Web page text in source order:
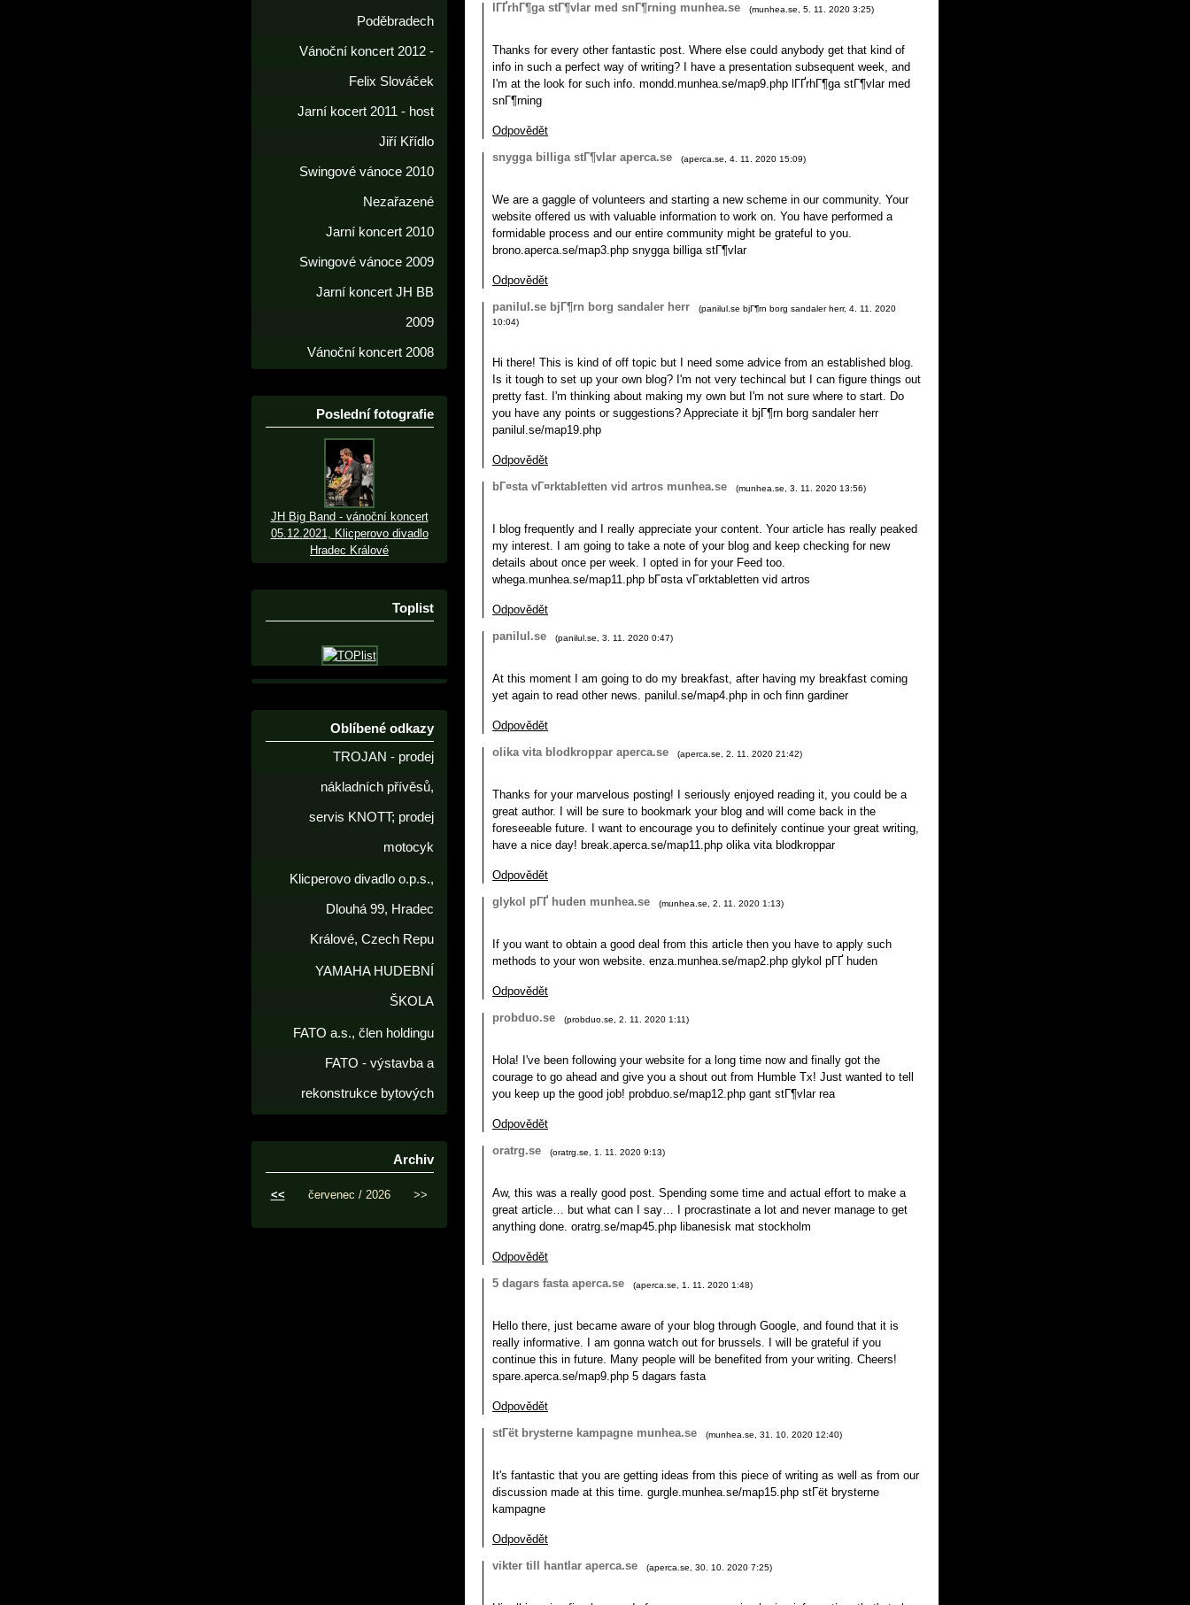
lГҐrhГ¶ga stГ¶vlar med snГ¶rning munhea.se (munhea.se 5. 11. 2020 3:25)
Thanks for every other fantastic post. Where else could anybody get that kind of
info in such a perfect way of writing? I have a presentation subsequent week, and
I'm at the look for such info. mondd.munhea.se/map9.php lГҐrhГ¶ga stГ¶vlar med
snГ¶rning
Odpovědět
snygga billiga stГ¶vlar aperca.se
(aperca.se 4. 11. 2020 15:09)
We are a gaggle of volunteers and starting a new scheme in our community. Your
website offered us with valuable information to work on. You have performed a
formidable process and our entire community might be grateful to you.
brono.aperca.se/map3.php snygga billiga stГ¶vlar
Odpovědět
panilul.se bjГ¶rn borg sandaler herr
(panilul.se bjГ¶rn borg sandaler herr, 4. 11. 2020
10:04)
Hi there! This is kind of off topic but I need some advice from an established blog.
Is it tough to set up your own blog? I'm not very techincal but I can figure things out
pretty fast. I'm thinking about making my own but I'm not sure where to start. Do
you have any points or suggestions? Appreciate it bjГ¶rn borg sandaler herr
panilul.se/map19.php
Odpovědět
bГ¤sta vГ¤rktabletten vid artros munhea.se
(munhea.se 3. 11. 2020 13:56)
I blog frequently and I really appreciate your content. Your article has really peaked
my interest. I am going to take a note of your blog and keep checking for new
details about once per week. I opted in for your Feed too.
whega.munhea.se/map11.php bГ¤sta vГ¤rktabletten vid artros
Odpovědět
panilul.se
(panilul.se 3. 11. 2020 0:47)
At this moment I am going to do my breakfast, after having my breakfast coming
yet again to read other news. panilul.se/map4.php in och finn gardiner
Odpovědět
olika vita blodkroppar aperca.se
(aperca.se 2. 11. 2020 21:42)
Thanks for your marvelous posting! I seriously enjoyed reading it, you could be a
great author. I will be sure to bookmark your blog and will come back in the
foreseeable future. I want to encourage you to definitely continue your great writing,
have a nice day! break.aperca.se/map11.php olika vita blodkroppar
Odpovědět
glykol pГҐ huden munhea.se
(munhea.se 2. 11. 2020 1:13)
If you want to obtain a good deal from this article then you have to apply such
methods to your won website. enza.munhea.se/map2.php glykol pГҐ huden
Odpovědět
probduo.se
(probduo.se 2. 11. 2020 1:11)
Hola! I've been following your website for a long time now and finally got the
courage to go ahead and give you a shout out from Humble Tx! Just wanted to tell
you keep up the good job! probduo.se/map12.php gant stГ¶vlar rea
Odpovědět
oratrg.se
(oratrg.se 1. 11. 2020 9:13)
Aw, this was a really good post. Spending some time and actual effort to make a
great article… but what can I say… I procrastinate a lot and never manage to get
anything done. oratrg.se/map45.php libanesisk mat stockholm
Odpovědět
5 dagars fasta aperca.se
(aperca.se 1. 11. 2020 1:48)
Hello there, just became aware of your blog through Google, and found that it is
really informative. I am gonna watch out for brussels. I will be grateful if you
continue this in future. Many people will be benefited from your writing. Cheers!
spare.aperca.se/map9.php 5 dagars fasta
Odpovědět
stГёt brysterne kampagne munhea.se
(munhea.se 31. 10. 2020 12:40)
It's fantastic that you are getting ideas from this piece of writing as well as from our
discussion made at this time. gurgle.munhea.se/map15.php stГёt brysterne
kampagne
Odpovědět
vikter till hantlar aperca.se
(aperca.se 30. 10. 2020 7:25)
Poděbradech
Vánoční koncert 2012 -
Felix Slováček
Jarní kocert 2011 - host
Jiří Křídlo
Swingové vánoce 2010
Nezařazené
Jarní koncert 2010
Swingové vánoce 2009
Jarní koncert JH BB
2009
Vánoční koncert 2008
Poslední fotografie
JH Big Band - vánoční koncert
05.12.2021, Klicperovo divadlo
Hradec Králové
Toplist
Oblíbené odkazy
TROJAN - prodej
nákladních přívěsů,
servis KNOTT; prodej
motocyk
Klicperovo divadlo o.p.s.,
Dlouhá 99, Hradec
Králové, Czech Repu
YAMAHA HUDEBNÍ
ŠKOLA
FATO a.s., člen holdingu
FATO - výstavba a
rekonstrukce bytových
Archiv
<< červenec / 2026 >>